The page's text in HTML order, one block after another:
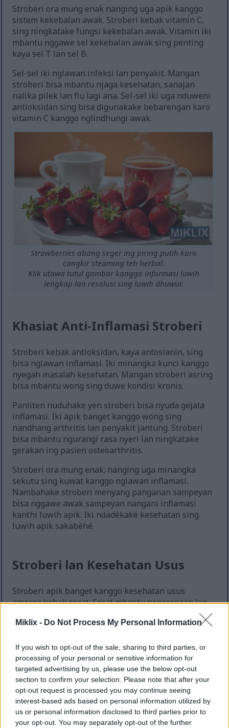
Miklix - Do Not Process My Personal Information
If you wish to opt-out of the sale, sharing to third parties, or
processing of your personal or sensitive information for
targeted advertising by us, please use the below opt-out
section to confirm your selection. Please note that after your
opt-out request is processed you may continue seeing
interest-based ads based on personal information utilized by
us or personal information disclosed to third parties prior to
your opt-out. You may separately opt-out of the further
Stroberi ora mung enak nanging uga apik kanggo
sistem kekebalan awak. Stroberi kebak vitamin C,
sing ningkatake fungsi kekebalan awak. Vitamin iki
mbantu nggawe sel kekebalan awak sing penting
kaya sel T lan sel B.
Sel-sel iki nglawan infeksi lan penyakit. Mangan
stroberi bisa mbantu njaga kesehatan, sanajan
nalika pilek lan flu lagi ana. Sel-sel iki uga nduweni
antioksidan sing bisa digunakake bebarengan karo
vitamin C kanggo nglindhungi awak.
Strawberries abang seger ing piring putih karo
cangkir steaming teh herbal.
Klik utawa tutul gambar kanggo informasi luwih
lengkap lan resolusi sing luwih dhuwur.
Khasiat Anti-Inflamasi Stroberi
Stroberi kebak antioksidan, kaya antosianin, sing
bisa nglawan inflamasi. Iki minangka kunci kanggo
nyegah masalah kesehatan. Mangan stroberi asring
bisa mbantu wong sing duwe kondisi kronis.
Panliten nuduhake yen stroberi bisa nyuda gejala
inflamasi. Iki apik banget kanggo wong sing
nandhang arthritis lan penyakit jantung. Stroberi
bisa mbantu ngurangi rasa nyeri lan ningkatake
gerakan ing pasien osteoarthritis.
Stroberi ora mung enak; nanging uga minangka
sekutu sing kuwat kanggo nglawan inflamasi.
Nambahake stroberi menyang panganan sampeyan
bisa nggawe awak sampeyan nangani inflamasi
kanthi luwih apik. Iki ndadékaké kesehatan sing
luwih apik sakabèhé.
Stroberi lan Kesehatan Usus
Stroberi apik banget kanggo kesehatan usus
amarga kebak serat. Serat mbantu pencernaan lan
njaga usus tetep lancar. Mangan stroberi bisa njaga
sistem pencernaan tetep sehat lan ningkatake
Stroberi uga tumindak minangka prebiotik. Iki
tegese woh-wohan iki menehi nutrisi kanggo
bakteri apik ing ususmu. Mikrobioma usus sing
sehat mbantu nyerep nutrisi kanthi luwih apik lan
nambah mupangat antioksidan ing stroberi.
Stroberi mbantu njaga kesehatan usus kanthi